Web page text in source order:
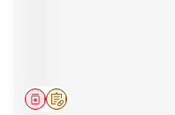
Op voorschrift
Geneesmiddel